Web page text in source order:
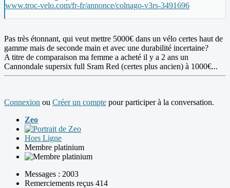
www.troc-velo.com/fr-fr/annonce/colnago-v3rs-3491696
Pas très étonnant, qui veut mettre 5000€ dans un vélo certes haut de
gamme mais de seconde main et avec une durabilité incertaine?
A titre de comparaison ma femme a acheté il y a 2 ans un
Cannondale supersix full Sram Red (certes plus ancien) à 1000€...
Connexion ou Créer un compte pour participer à la conversation.
Zeo
Hors Ligne
Membre platinium
Messages : 2003
Remerciements reçus 414